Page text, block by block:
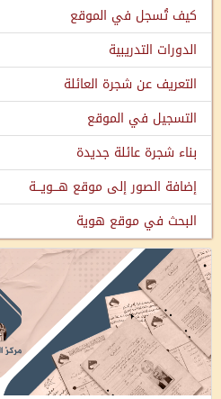
كيف تُسجل في الموقع
الدورات التدريبية
التعريف عن شجرة العائلة
التسجيل في الموقع
بناء شجرة عائلة جديدة
إضافة الصور إلى موقع هـــويـــة
البحث في موقع هوية